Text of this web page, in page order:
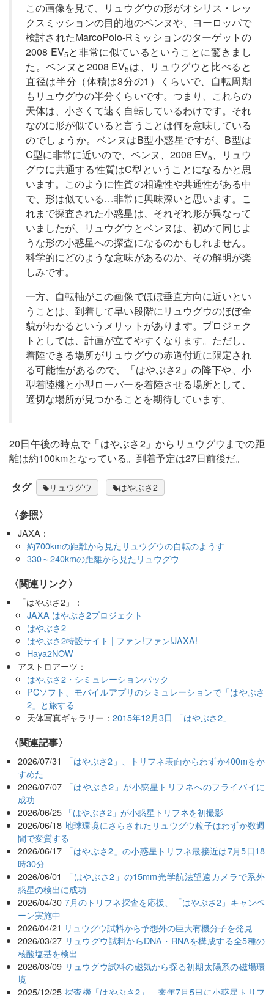
この画像を見て、リュウグウの形がオシリス・レッ
クスミッションの目的地のベンヌや、ヨーロッパで
検討されたMarcoPolo-Rミッションのターゲットの
2008 EV5と非常に似ているということに驚きまし
た。ベンヌと2008 EV5は、リュウグウと比べると
直径は半分（体積は8分の1）くらいで、自転周期
もリュウグウの半分くらいです。つまり、これらの
天体は、小さくて速く自転しているわけです。それ
なのに形が似ていると言うことは何を意味している
のでしょうか。ベンヌはB型小惑星ですが、B型は
C型に非常に近いので、ベンヌ、2008 EV5、リュウ
グウに共通する性質はC型ということになるかと思
います。このように性質の相違性や共通性がある中
で、形は似ている…非常に興味深いと思います。こ
れまで探査された小惑星は、それぞれ形が異なって
いましたが、リュウグウとベンヌは、初めて同じよ
うな形の小惑星への探査になるのかもしれません。
科学的にどのような意味があるのか、その解明が楽
しみです。
一方、自転軸がこの画像でほぼ垂直方向に近いとい
うことは、到着して早い段階にリュウグウのほぼ全
貌がわかるというメリットがあります。プロジェク
トとしては、計画が立てやすくなります。ただし、
着陸できる場所がリュウグウの赤道付近に限定され
る可能性があるので、「はやぶさ2」の降下や、小
型着陸機と小型ローバーを着陸させる場所として、
適切な場所が見つかることを期待しています。
20日午後の時点で「はやぶさ2」からリュウグウまでの距
離は約100kmとなっている。到着予定は27日前後だ。
タグ リュウグウ はやぶさ2
〈参照〉
JAXA：
約700kmの距離から見たリュウグウの自転のようす
330～240kmの距離から見たリュウグウ
〈関連リンク〉
「はやぶさ2」：
JAXA はやぶさ2プロジェクト
はやぶさ2
はやぶさ2特設サイト | ファン!ファン!JAXA!
Haya2NOW
アストロアーツ：
はやぶさ2・シミュレーションパック
PCソフト、モバイルアプリのシミュレーションで「はやぶさ
2」と旅する
天体写真ギャラリー： 2015年12月3日 「はやぶさ2」
関連記事
2026/07/31
「はやぶさ2」、トリフネ表面からわずか400mをか
すめた
2026/07/07
「はやぶさ2」が小惑星トリフネへのフライバイに
成功
2026/06/25 「はやぶさ2」が小惑星トリフネを初撮影
2026/06/18 地球環境にさらされたリュウグウ粒子はわずか数週
間で変質する
2026/06/17
「はやぶさ2」の小惑星トリフネ最接近は7月5日18
時30分
2026/06/01
「はやぶさ2」の15mm光学航法望遠カメラで系外
惑星の検出に成功
2026/04/30 7月のトリフネ探査を応援、「はやぶさ2」キャンペ
ーン実施中
2026/04/21 リュウグウ試料から予想外の巨大有機分子を発見
2026/03/27 リュウグウ試料からDNA・RNAを構成する全5種の
核酸塩基を検出
2026/03/09 リュウグウ試料の磁気から探る初期太陽系の磁場環
境
2025/12/25 探査機「はやぶさ2」、来年7月5日に小惑星トリフ